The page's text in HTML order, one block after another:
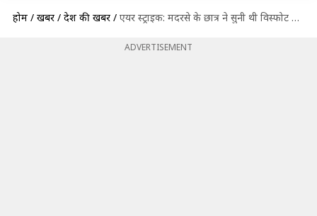
होम / खबरें / देश की खबरें / एयर स्ट्राइक: मदरसे के छात्र ने सुनी थी विस्फोट की आवाज, पाकिस्तानी सेना ने निकाला सुरक्षित
ADVERTISEMENT